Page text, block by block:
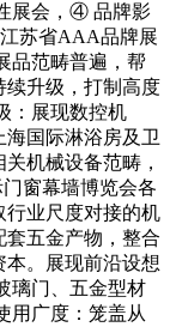
展会，④ 品牌影
苏省AAA品牌展
品范畴普遍，帮
续升级，打制高度
：展现数控机
国际淋浴房及卫
机械设备范畴，
窗幕墙博览会各
行业尺度对接的机
五金产物，整合
。展现前沿设想
璃门、五金型材
用广度：笼盖从